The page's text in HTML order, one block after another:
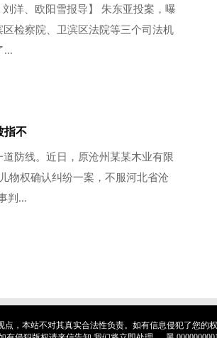
刘洋、欧阳雪报导】 朱东亚投案，曝
检察院、卫滨区法院等三个司法机
...
指不
防线。近日，原沧州某某木业有限
物权确认纠纷一案，不服河北省沧
判...
，本站不对其真实合法性负责。如有信息侵犯了您的